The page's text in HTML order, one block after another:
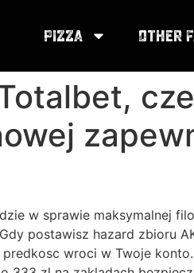
Pizza Other
w sprawie maksymalnej
postawisz hazard zbioru
wroci w Twoje